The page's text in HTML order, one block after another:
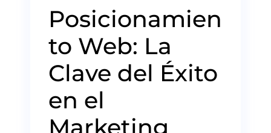
Posicionamien
to Web: La
Clave del Éxito
en el
Marketing